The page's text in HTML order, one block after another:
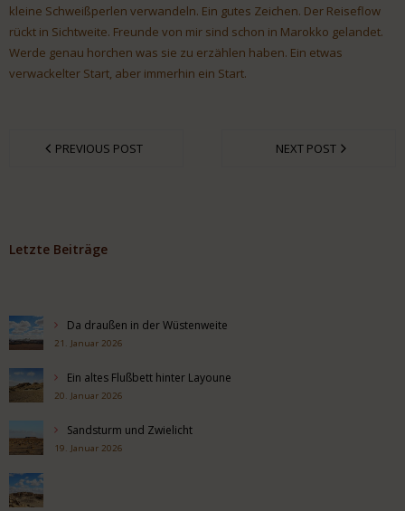
kleine Schweißperlen verwandeln. Ein gutes Zeichen. Der Reiseflow
rückt in Sichtweite. Freunde von mir sind schon in Marokko gelandet.
Werde genau horchen was sie zu erzählen haben. Ein etwas
verwackelter Start, aber immerhin ein Start.
PREVIOUS POST NEXT POST
Letzte Beiträge
Da draußen in der Wüstenweite
21. Januar 2026
Ein altes Flußbett hinter Layoune
20. Januar 2026
Sandsturm und Zwielicht
19. Januar 2026